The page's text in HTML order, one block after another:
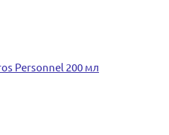
Personnel 200 мл